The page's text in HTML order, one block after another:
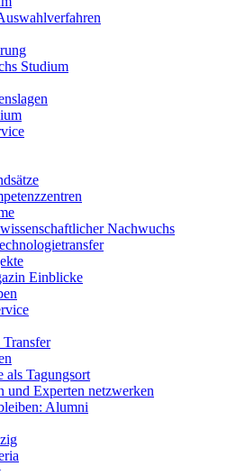
Studium
Nachwuchs
Einblicke
als Tagungsort
und Experten netzwerken
Alumni